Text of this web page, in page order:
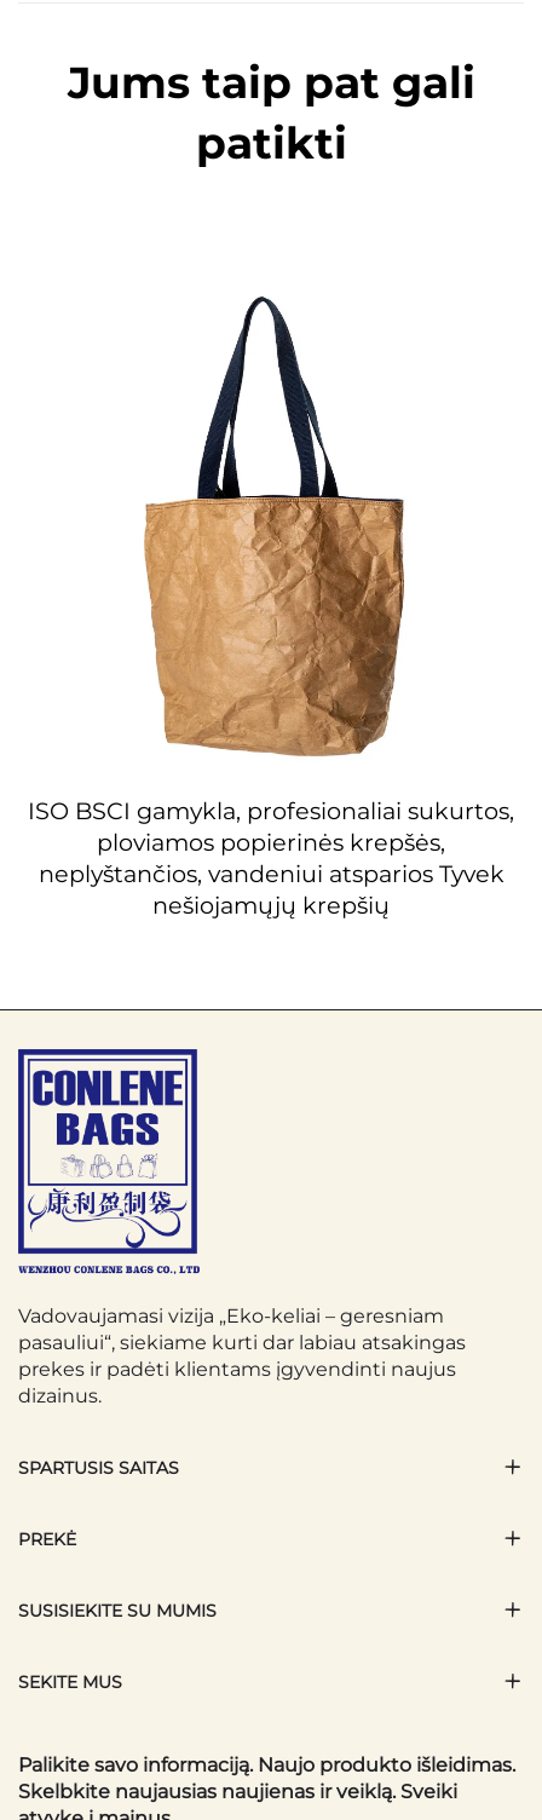
Jums taip pat gali
patikti
ISO BSCI gamykla, profesionaliai sukurtos,
ploviamos popierinės krepšės,
neplyštančios, vandeniui atsparios Tyvek
nešiojamųjų krepšių
Vadovaujamasi vizija „Eko-keliai – geresniam
pasauliui“, siekiame kurti dar labiau atsakingas
prekes ir padėti klientams įgyvendinti naujus
dizainus.
SPARTUSIS SAITAS
PREKĖ
SUSISIEKITE SU MUMIS
SEKITE MUS
Palikite savo informaciją. Naujo produkto išleidimas.
Skelbkite naujausias naujienas ir veiklą. Sveiki